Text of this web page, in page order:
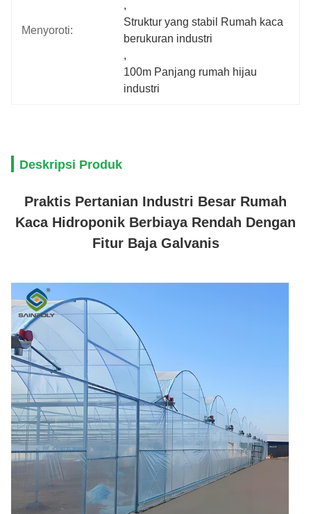
Menyoroti:
,
Struktur yang stabil Rumah kaca
berukuran industri
,
100m Panjang rumah hijau
industri
Deskripsi Produk
Praktis Pertanian Industri Besar Rumah
Kaca Hidroponik Berbiaya Rendah Dengan
Fitur Baja Galvanis